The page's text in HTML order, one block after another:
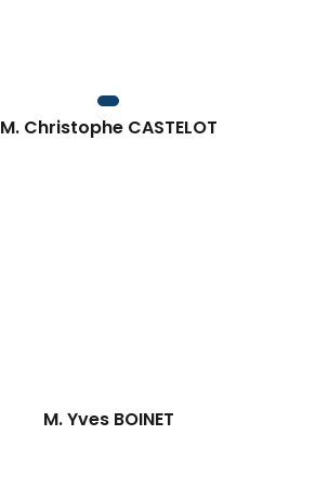
M. Christophe CASTELOT
M. Yves BOINET